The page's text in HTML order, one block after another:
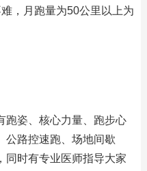
，月跑量为50公里以上为
跑姿、核心力量、跑步心
公路控速跑、场地间歇
同时有专业医师指导大家